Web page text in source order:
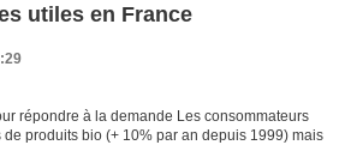
utiles en France
répondre à la demande Les consommateurs
produits bio (+ 10% par an depuis 1999) mais